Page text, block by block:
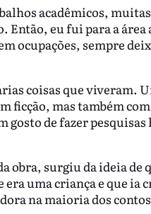
acadêmicos,
Então, eu fui para a
ocupações, sempre
coisas que viveram.
ficção, mas também
de fazer
obra, surgiu da ideia de
uma criança e que ia
na maioria dos